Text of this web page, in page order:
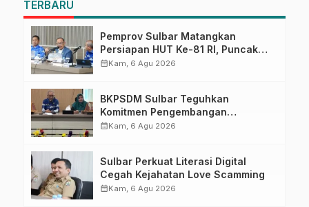
TERBARU
Pemprov Sulbar Matangkan
Persiapan HUT Ke-81 RI, Puncak
Upacara di Lapangan Ahmad
calendar_monthKam, 6 Agu 2026
BKPSDM Sulbar Teguhkan
Komitmen Pengembangan
Kompetensi ASN melalui
calendar_monthKam, 6 Agu 2026
Sulbar Perkuat Literasi Digital
Cegah Kejahatan Love Scamming
calendar_monthKam, 6 Agu 2026